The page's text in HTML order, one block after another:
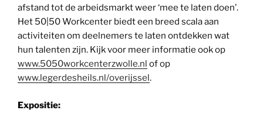
afstand tot de arbeidsmarkt weer ‘mee te laten doen’.
Het 50|50 Workcenter biedt een breed scala aan
activiteiten om deelnemers te laten ontdekken wat
hun talenten zijn. Kijk voor meer informatie ook op
www.5050workcenterzwolle.nl of op
www.legerdesheils.nl/overijssel .
Expositie: